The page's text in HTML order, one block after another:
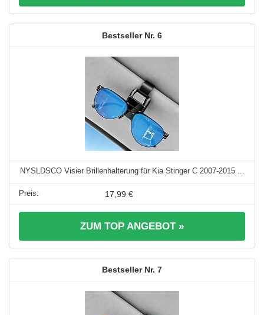
6
NYSLDSCO Visier Brillenhalterung für Kia Stinger C 2007-2015 ...
17,99 €
ZUM TOP ANGEBOT »
7